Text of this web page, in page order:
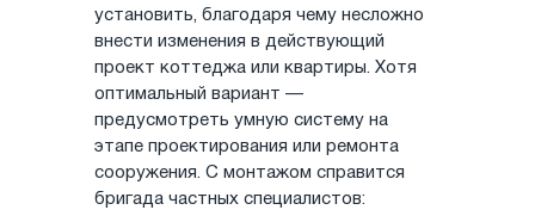
установить, благодаря чему несложно
внести изменения в действующий
проект коттеджа или квартиры. Хотя
оптимальный вариант —
предусмотреть умную систему на
этапе проектирования или ремонта
сооружения. С монтажом справится
бригада частных специалистов: